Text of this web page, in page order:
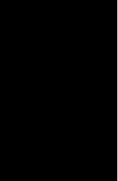
y constructiva.
será eliminado para
para todos.
y conocer tus puntos